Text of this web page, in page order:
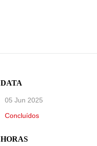
DATA
05 Jun 2025
Concluídos
HORAS